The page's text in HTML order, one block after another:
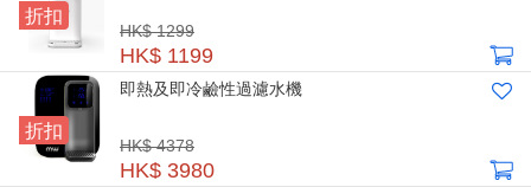
折扣
HK$ 1299
HK$ 1199
折扣
即熱及即冷鹼性過濾水機
HK$ 4378
HK$ 3980